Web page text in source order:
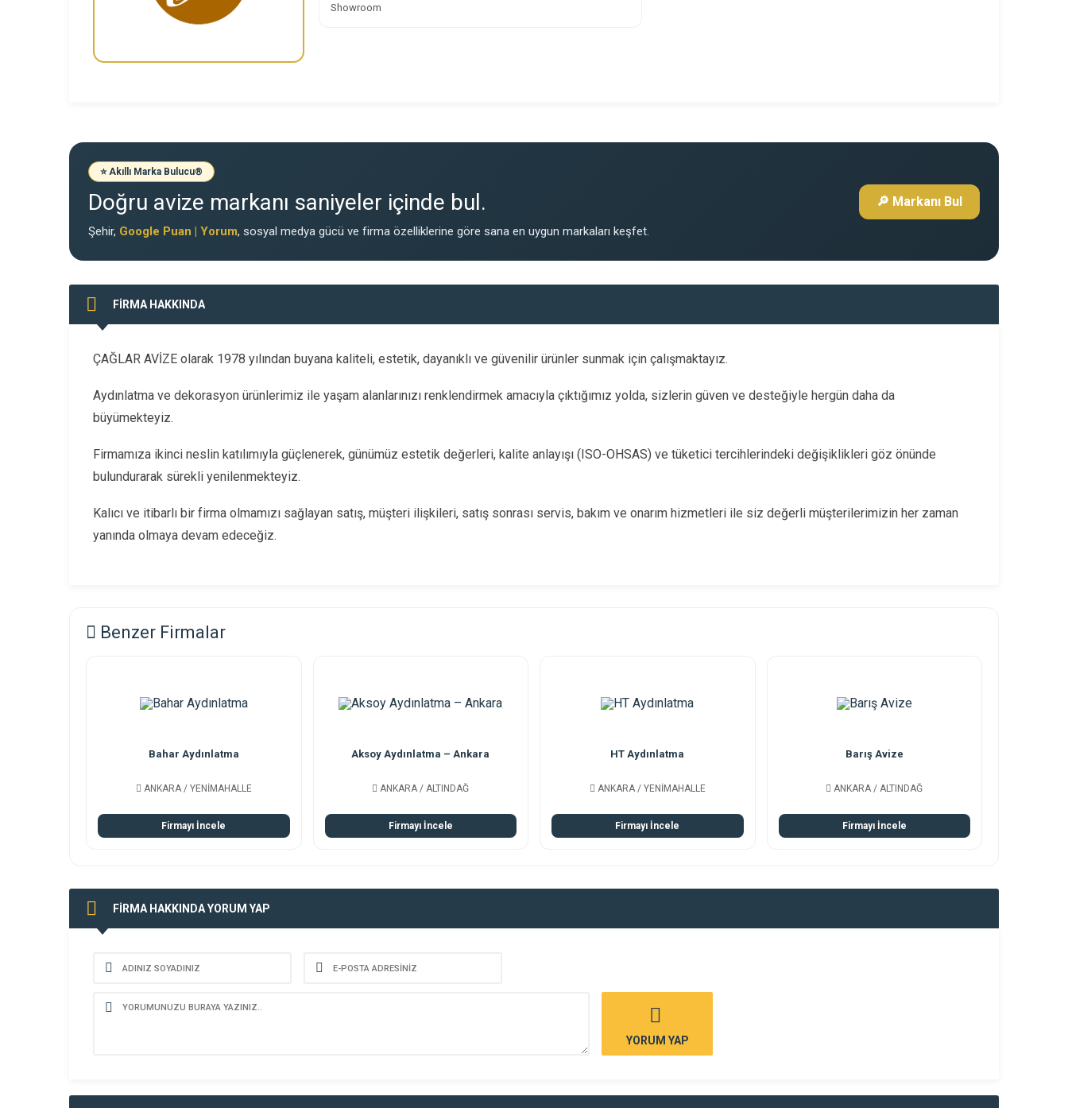
Showroom
⭐ Akıllı Marka Bulucu®
Doğru avize markanı saniyeler içinde bul.
Şehir, Google Puan | Yorum, sosyal medya gücü ve firma özelliklerine göre sana en uygun markaları keşfet.
🔎 Markanı Bul
FİRMA HAKKINDA
ÇAĞLAR AVİZE olarak 1978 yılından buyana kaliteli, estetik, dayanıklı ve güvenilir ürünler sunmak için çalışmaktayız.
Aydınlatma ve dekorasyon ürünlerimiz ile yaşam alanlarınızı renklendirmek amacıyla çıktığımız yolda, sizlerin güven ve desteğiyle hergün daha da
büyümekteyiz.
Firmamıza ikinci neslin katılımıyla güçlenerek, günümüz estetik değerleri, kalite anlayışı (ISO-OHSAS) ve tüketici tercihlerindeki değişiklikleri göz önünde
bulundurarak sürekli yenilenmekteyiz.
Kalıcı ve itibarlı bir firma olmamızı sağlayan satış, müşteri ilişkileri, satış sonrası servis, bakım ve onarım hizmetleri ile siz değerli müşterilerimizin her zaman
yanında olmaya devam edeceğiz.
Benzer Firmalar
Bahar Aydınlatma
ANKARA / YENİMAHALLE
Firmayı İncele
Aksoy Aydınlatma – Ankara
ANKARA / ALTINDAĞ
Firmayı İncele
HT Aydınlatma
ANKARA / YENİMAHALLE
Firmayı İncele
Barış Avize
ANKARA / ALTINDAĞ
Firmayı İncele
FİRMA HAKKINDA YORUM YAP
YORUM YAP